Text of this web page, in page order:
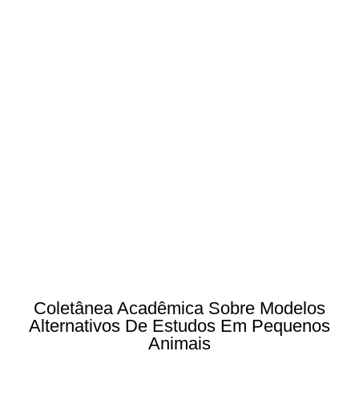
Coletânea Acadêmica Sobre Modelos
Alternativos De Estudos Em Pequenos
Animais